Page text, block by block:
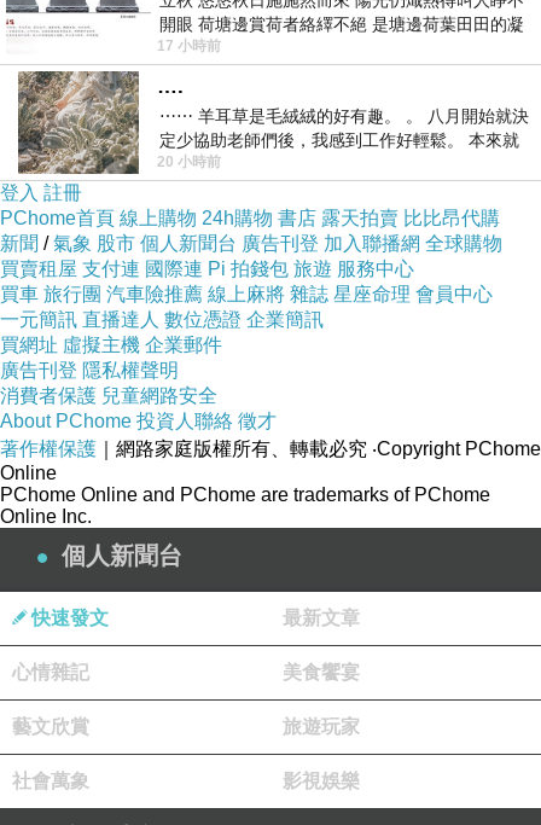
商品訊息描述:
momo網站網址
http://www.momoshop.com.tw/&memid=60000
00188&cid=apuad&oid=1&osm=league
momo,momo購物台,momo購物網,momo壽喜
燒,momo親子台,momo客服電話,momo百貨
本站圖文皆引用自momo購物台,圖文所有權皆為
原所有權人所有,
商品訊息簡述:
適用機種：Sony Xperia ZR
顏色：紅色、黑色
重量：約35g
材質：PC材質
尺寸：約13.5 x 7.5 x 1.5
開眼 荷塘邊賞荷者絡繹不絕 是塘邊荷葉田田的凝
望 風中飄逸的是映日荷花別樣紅
17 小時前
….
⋯⋯ 羊耳草是毛絨絨的好有趣。 。 八月開始就決
定少協助老師們後，我感到工作好輕鬆。 本來就
不是我的工作啊。 真
20 小時前
登入 註冊
PChome首頁 線上購物 24h購物 書店 露天拍賣 比比昂代購
新聞 /氣象 股市 個人新聞台 廣告刊登 加入聯播網 全球購物
買賣租屋 支付連 國際連 Pi 拍錢包 旅遊 服務中心
買車 旅行團 汽車險推薦 線上麻將 雜誌 星座命理 會員中心
一元簡訊 直播達人 數位憑證 企業簡訊
買網址 虛擬主機 企業郵件
廣告刊登 隱私權聲明
消費者保護 兒童網路安全
About PChome 投資人聯絡 徵才
著作權保護 ｜網路家庭版權所有、轉載必究 ‧Copyright PChome
Online
PChome Online and PChome are trademarks of PChome
Online Inc.
個人新聞台
快速發文 最新文章
心情雜記 美食饗宴
藝文欣賞 旅遊玩家
社會萬象 影視娛樂